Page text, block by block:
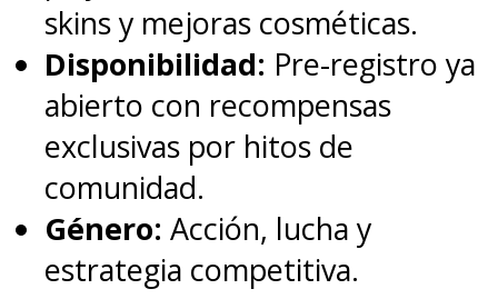
skins y mejoras cosméticas.
Disponibilidad: Pre-registro ya
abierto con recompensas
exclusivas por hitos de
comunidad.
Género: Acción, lucha y
estrategia competitiva.